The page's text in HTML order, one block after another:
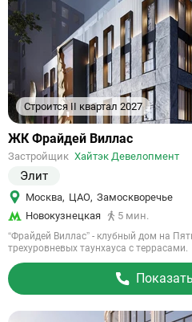
Строится II квартал 2027
Ссылка
объект
ЖК Фрайдей Виллас
Застройщик Хайтэк Девелопмент
Элит
Москва, ЦАО, Замоскворечье
Новокузнецкая
5 мин.
“Фрайдей Виллас” - клубный дом на
трехуровневых таунхауса с